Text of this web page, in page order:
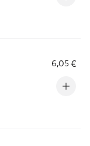
6,05 €